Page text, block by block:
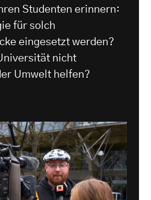
Studenten erinnern:
für solch
eingesetzt werden?
nicht
Umwelt helfen?